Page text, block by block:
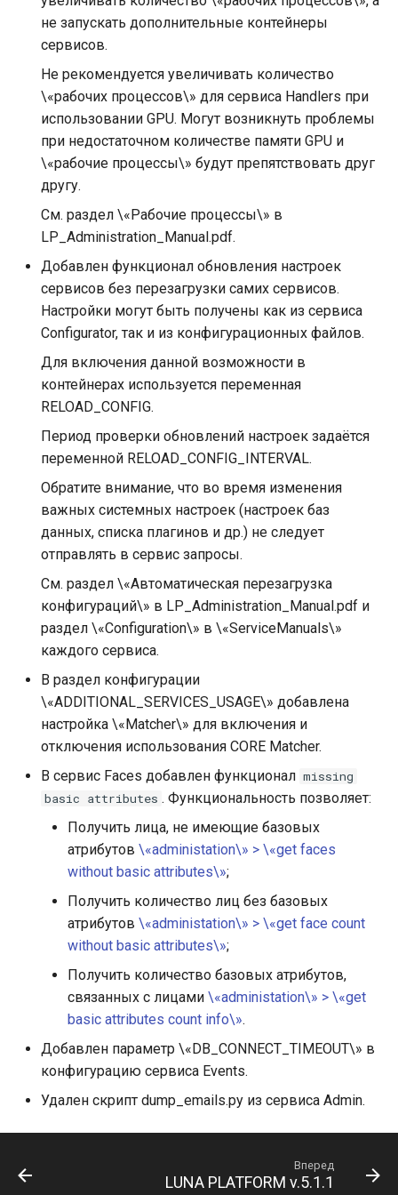
Дополнительная
информация
Рекомендации
Диаграммы
последовательностей
Ошибки API
Описание параметров
сервисов
Миграция с LP 4 до LP 5
Руководство по утилите
Storages
окружения
Руководство по
обновлению с помощью
Storages
Ручная установка с
помощью Storages
Диаграммы
последовательностей
Использование Redis
Sentinel
Ошибки API
Примечания к выпуску LUNA Index Module
LUNA Index Module
LUNA Index Module
не запускать дополнительные контейнеры
сервисов.
Не рекомендуется увеличивать количество
\«рабочих процессов\» для сервиса Handlers при
использовании GPU. Могут возникнуть проблемы
при недостаточном количестве памяти GPU и
\«рабочие процессы\» будут препятствовать друг
другу.
См. раздел \«Рабочие процессы\» в
LP_Administration_Manual.pdf.
Добавлен функционал обновления настроек
сервисов без перезагрузки самих сервисов.
Настройки могут быть получены как из сервиса
Configurator, так и из конфигурационных файлов.
Для включения данной возможности в
контейнерах используется переменная
RELOAD_CONFIG.
Период проверки обновлений настроек задаётся
переменной RELOAD_CONFIG_INTERVAL.
Обратите внимание, что во время изменения
важных системных настроек (настроек баз
данных, списка плагинов и др.) не следует
отправлять в сервис запросы.
См. раздел \«Автоматическая перезагрузка
конфигураций\» в LP_Administration_Manual.pdf и
раздел \«Configuration\» в \«ServiceManuals\»
каждого сервиса.
В раздел конфигурации
\«ADDITIONAL_SERVICES_USAGE\» добавлена
настройка \«Matcher\» для включения и
отключения использования CORE Matcher.
В сервис Faces добавлен функционал missing
basic attributes . Функциональность позволяет:
Получить лица, не имеющие базовых
атрибутов \«administation\» > \«get faces
without basic attributes\»;
Получить количество лиц без базовых
атрибутов \«administation\» > \«get face count
without basic attributes\»;
Получить количество базовых атрибутов,
связанных с лицами \«administation\» > \«get
basic attributes count info\».
Добавлен параметр \«DB_CONNECT_TIMEOUT\» в
конфигурацию сервиса Events.
Удален скрипт dump_emails.py из сервиса Admin.
Вперед
LUNA PLATFORM v.5.1.1